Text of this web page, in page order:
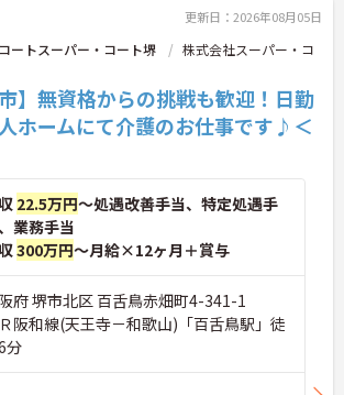
事です
（最大月3万円）」や「ケアマ
大月2万円）」のほか、資格取得
きながら確かなキャリアと収入
環境が整っています。
更新日：2026年08月05日
ートスーパー・コート堺
株式会社スーパー・コ
】無資格からの挑戦も歓迎！日勤
ホームにて介護のお仕事です♪＜
22.5万円～処遇改善手当、特定処遇手
業務手当
300万円～月給×12ヶ月＋賞与
府 堺市北区 百舌鳥赤畑町4-341-1
阪和線(天王寺－和歌山)「百舌鳥駅」徒
分